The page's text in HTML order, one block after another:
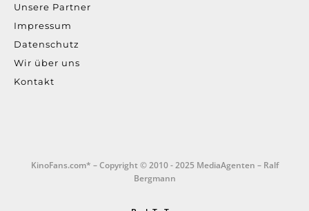
Unsere Partner
Impressum
Datenschutz
Wir über uns
Kontakt
KinoFans.com* – Copyright © 2010 - 2025 MediaAgenten – Ralf
Bergmann